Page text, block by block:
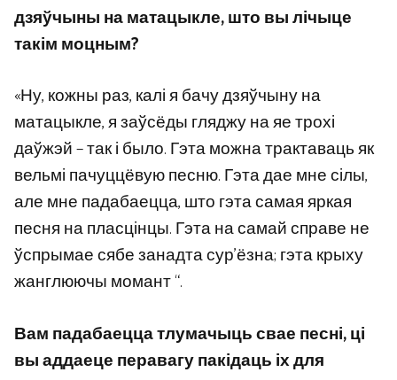
дзяўчыны на матацыкле, што вы лічыце
такім моцным?
«Ну, кожны раз, калі я бачу дзяўчыну на
матацыкле, я заўсёды гляджу на яе трохі
даўжэй – так і было. Гэта можна трактаваць як
вельмі пачуццёвую песню. Гэта дае мне сілы,
але мне падабаецца, што гэта самая яркая
песня на пласцінцы. Гэта на самай справе не
ўспрымае сябе занадта сур’ёзна; гэта крыху
жанглюючы момант “.
Вам падабаецца тлумачыць свае песні, ці
вы аддаеце перавагу пакідаць іх для